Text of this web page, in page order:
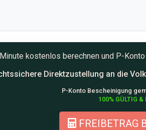
kostenlos berechnen und P-Konto
Direktzustellung an die
P-Konto Bescheinigung
100% GÜLTIG &
FREIBETRAG